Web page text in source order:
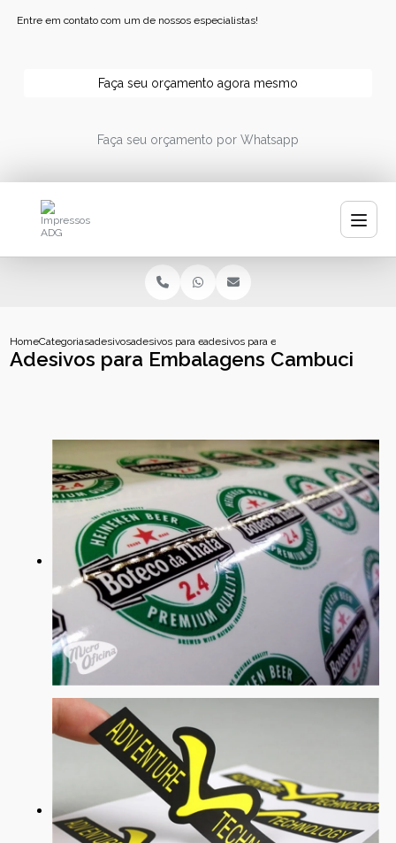
Entre em contato com um de nossos especialistas!
Faça seu orçamento agora mesmo
Faça seu orçamento por Whatsapp
HomeCategoriasadesivosadesivos para embalagensadesivos para embalagens cambuci
Adesivos para Embalagens Cambuci